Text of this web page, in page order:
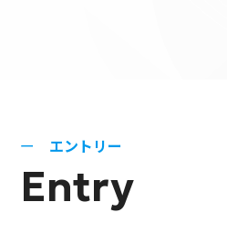
エントリー
Entry